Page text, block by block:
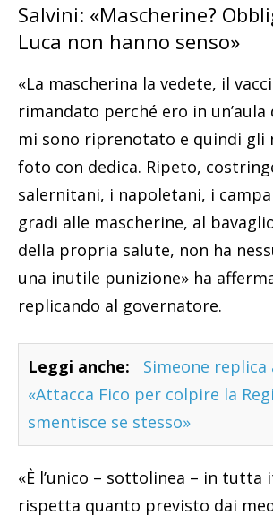
Salvini: «Mascherine?
Luca non hanno senso»
«La mascherina la vedete, il
rimandato perché ero in
mi sono riprenotato e quindi gli
foto con dedica. Ripeto,
salernitani, i napoletani, i
gradi alle mascherine, al
della propria salute, non ha
una inutile punizione» ha
replicando al governatore.
Leggi anche:
Simeone replica
«Attacca Fico per colpire la
smentisce se stesso»
«È l’unico – sottolinea – in tutta
rispetta quanto previsto dai